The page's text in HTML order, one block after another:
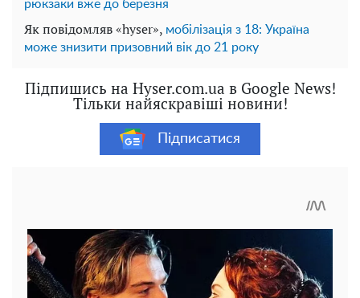
рюкзаки вже до березня
Як повідомляв «hyser», мобілізація з 18: Україна
може знизити призовний вік до 21 року
Підпишись на Hyser.com.ua в Google News!
Тільки найяскравіші новини!
Підписатися